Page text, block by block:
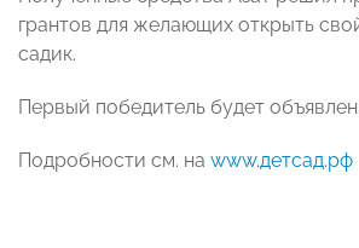
грантов для желающих открыть
садик.
Первый победитель будет
Подробности см. на www.детсад.рф